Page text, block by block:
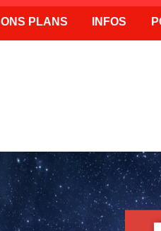
PLANS INFOS